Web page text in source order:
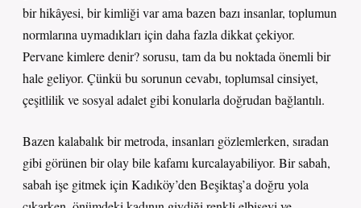
bir hikâyesi, bir kimliği var ama bazen bazı insanlar, toplumun
normlarına uymadıkları için daha fazla dikkat çekiyor.
Pervane kimlere denir? sorusu, tam da bu noktada önemli bir
hale geliyor. Çünkü bu sorunun cevabı, toplumsal cinsiyet,
çeşitlilik ve sosyal adalet gibi konularla doğrudan bağlantılı.
Bazen kalabalık bir metroda, insanları gözlemlerken, sıradan
gibi görünen bir olay bile kafamı kurcalayabiliyor. Bir sabah,
sabah işe gitmek için Kadıköy’den Beşiktaş’a doğru yola